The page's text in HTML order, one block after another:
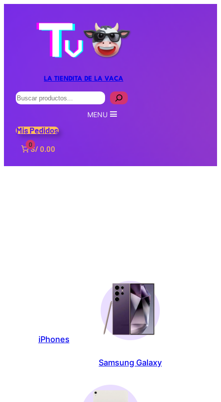
LA TIENDITA DE LA VACA
Buscar
MENU
Mis Pedidos
0
S/ 0.00
iPhones
Samsung Galaxy